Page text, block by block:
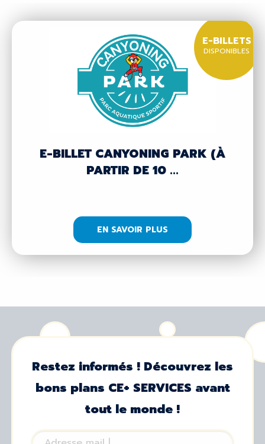
E-BILLET CANYONING PARK (À
PARTIR DE 10 ...
E-BILLETS
DISPONIBLES
EN SAVOIR PLUS
Restez informés ! Découvrez les
bons plans CE+ SERVICES avant
tout le monde !